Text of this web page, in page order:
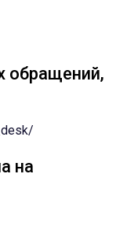
обращений,
на